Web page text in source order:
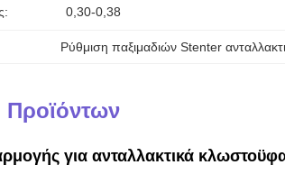
0,30-0,38
Ρύθμιση παξιμαδιών Stenter
Προϊόντων
για ανταλλακτικά